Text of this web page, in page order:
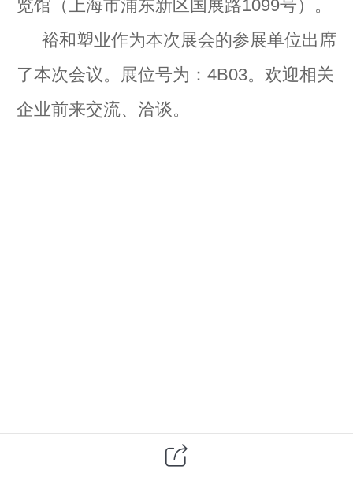
览馆（上海市浦东新区国展路1099号）。
裕和塑业作为本次展会的参展单位出席
了本次会议。展位号为：4B03。欢迎相关
企业前来交流、洽谈。